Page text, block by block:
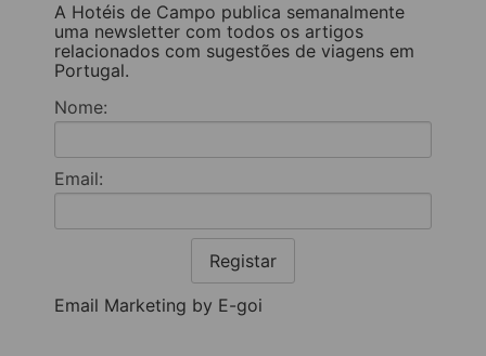
A Hotéis de Campo publica semanalmente
uma newsletter com todos os artigos
relacionados com sugestões de viagens em
Portugal.
Nome:
Email:
Registar
Email Marketing by E-goi